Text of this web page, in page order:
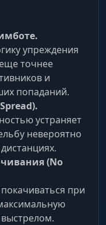
упреждения
точнее
и
попаданий.
устраняет
невероятно
(No
при